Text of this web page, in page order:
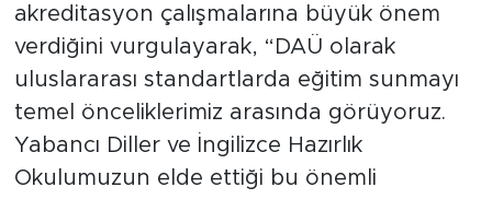
akreditasyon çalışmalarına büyük önem
verdiğini vurgulayarak, “DAÜ olarak
uluslararası standartlarda eğitim sunmayı
temel önceliklerimiz arasında görüyoruz.
Yabancı Diller ve İngilizce Hazırlık
Okulumuzun elde ettiği bu önemli